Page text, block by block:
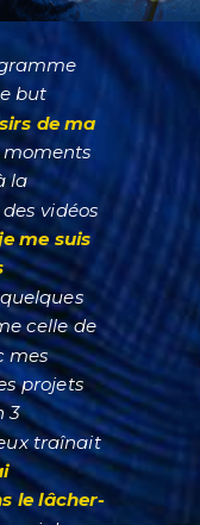
but
de ma
la
vidéos
me suis
celle de
mes
projets
3
traînait
le lâcher-